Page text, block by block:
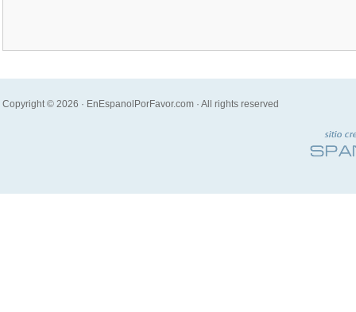
Copyright © 2026 · EnEspanolPorFavor.com · All rights reserved